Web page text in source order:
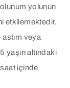
yolunun
etkilemektedir.
veya
yaşın altındaki
içinde